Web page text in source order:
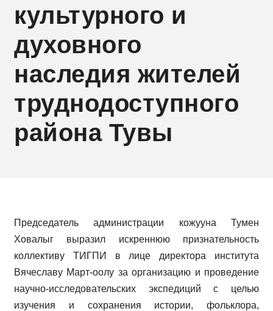
культурного и
духовного
наследия жителей
труднодоступного
района Тувы
Председатель администрации кожууна Тумен
Ховалыг выразил искреннюю признательность
коллективу ТИГПИ в лице директора института
Вячеславу Март-оолу за организацию и проведение
научно-исследовательских экспедиций с целью
изучения и сохранения истории, фольклора,